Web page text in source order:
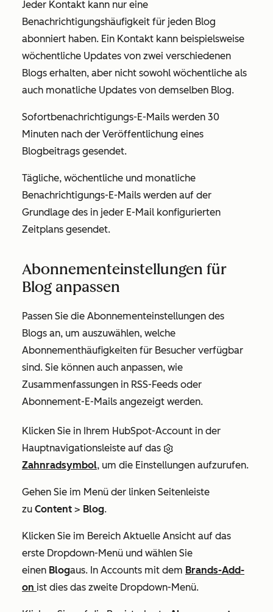
Jeder Kontakt kann nur eine
Benachrichtigungshäufigkeit für jeden Blog
abonniert haben. Ein Kontakt kann beispielsweise
wöchentliche Updates von zwei verschiedenen
Blogs erhalten, aber nicht sowohl wöchentliche als
auch monatliche Updates von demselben Blog.
Sofortbenachrichtigungs-E-Mails werden 30
Minuten nach der Veröffentlichung eines
Blogbeitrags gesendet.
Tägliche, wöchentliche und monatliche
Benachrichtigungs-E-Mails werden auf der
Grundlage des in jeder E-Mail konfigurierten
Zeitplans gesendet.
Abonnementeinstellungen für
Blog anpassen
Passen Sie die Abonnementeinstellungen des
Blogs an, um auszuwählen, welche
Abonnementhäufigkeiten für Besucher verfügbar
sind. Sie können auch anpassen, wie
Zusammenfassungen in RSS-Feeds oder
Abonnement-E-Mails angezeigt werden.
Klicken Sie in Ihrem HubSpot-Account in der
Hauptnavigationsleiste auf das
Zahnradsymbol, um die Einstellungen aufzurufen.
Gehen Sie im Menü der linken Seitenleiste
zu Content > Blog.
Klicken Sie im Bereich Aktuelle Ansicht auf das
erste Dropdown-Menü und wählen Sie
einen Blogaus. In Accounts mit dem Brands-Add-
on ist dies das zweite Dropdown-Menü.